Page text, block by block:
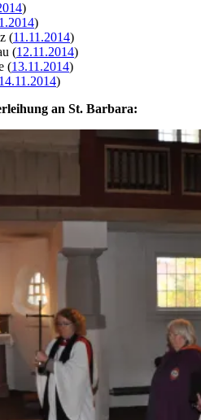
)
)
(11.11.2014)
(12.11.2014)
(13.11.2014)
14.11.2014)
an St. Barbara: